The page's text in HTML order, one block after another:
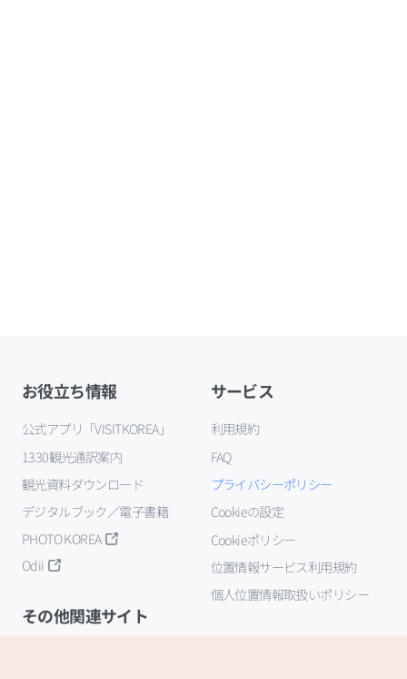
お役立ち情報
公式アプリ「VISITKOREA」
1330観光通訳案内
観光資料ダウンロード
デジタルブック／電子書籍
PHOTO KOREA
Odii
サービス
利用規約
FAQ
プライバシーポリシー
Cookieの設定
Cookieポリシー
位置情報サービス利用規約
個人位置情報取扱いポリシー
その他関連サイト